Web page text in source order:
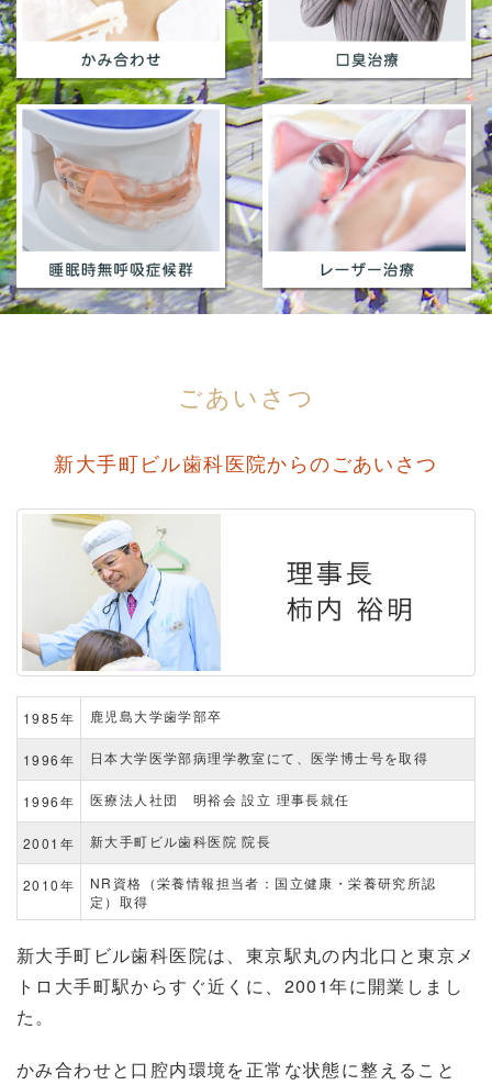
ごあいさつ
新大手町ビル歯科医院からのごあいさつ
1985年 鹿児島大学歯学部卒
1996年 日本大学医学部病理学教室にて、医学博士号を取得
1996年 医療法人社団 明裕会 設立 理事長就任
2001年 新大手町ビル歯科医院 院長
2010年
NR資格（栄養情報担当者：国立健康・栄養研究所認
定）取得
新大手町ビル歯科医院は、東京駅丸の内北口と東京メ
トロ大手町駅からすぐ近くに、2001年に開業しまし
た。
かみ合わせと口腔内環境を正常な状態に整えること